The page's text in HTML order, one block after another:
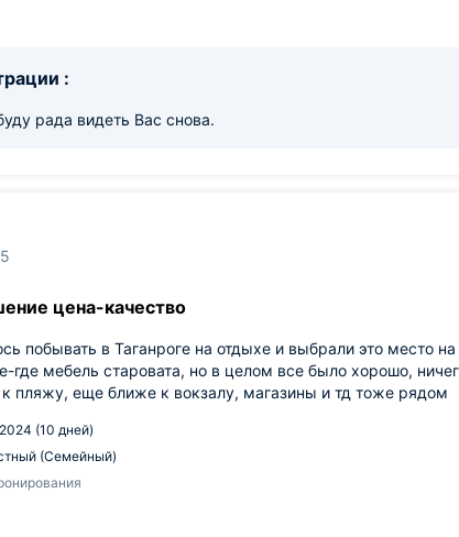
:
рада видеть Вас снова.
цена-качество
побывать в Таганроге на отдыхе и выбрали это место
где мебель старовата, но в целом все было хорошо,
к пляжу, еще ближе к вокзалу, магазины и тд тоже рядом
(10 дней)
(Семейный)